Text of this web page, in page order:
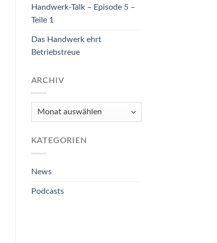
Handwerk-Talk – Episode 5 –
Teile 1
Das Handwerk ehrt
Betriebstreue
ARCHIV
Archiv
KATEGORIEN
News
Podcasts